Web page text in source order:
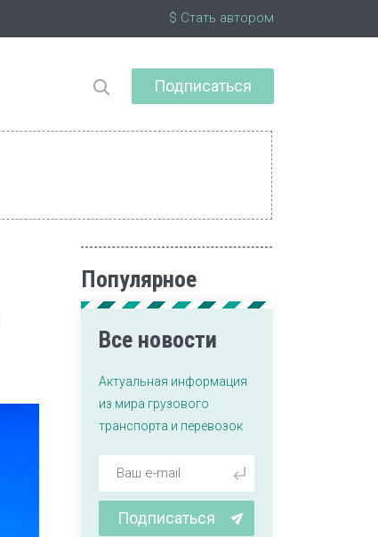
$ Стать автором
Подписаться
Популярное
Все новости
Актуальная информация
из мира грузового
транспорта и перевозок
Подписаться